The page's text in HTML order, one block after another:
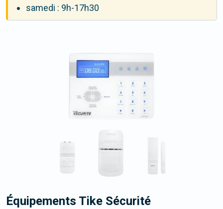
samedi : 9h-17h30
Équipements Tike Sécurité